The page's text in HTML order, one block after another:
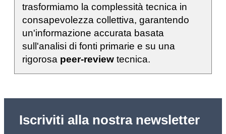
trasformiamo la complessità tecnica in
consapevolezza collettiva, garantendo
un'informazione accurata basata
sull'analisi di fonti primarie e su una
rigorosa peer-review tecnica.
Iscriviti alla nostra newsletter